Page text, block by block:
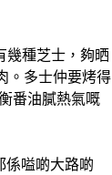
幾種芝士，夠晒
。多士仲要烤得
番油膩熱氣嘅
嗌啲大路啲